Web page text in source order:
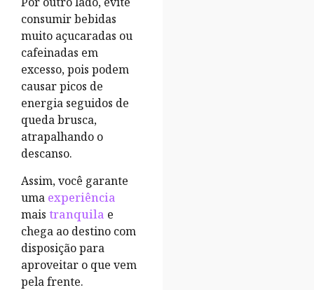
consumir bebidas
muito açucaradas ou
cafeinadas em
excesso, pois podem
causar picos de
energia seguidos de
queda brusca,
atrapalhando o
descanso.
Assim, você garante
uma experiência
mais tranquila e
chega ao destino com
disposição para
aproveitar o que vem
pela frente.